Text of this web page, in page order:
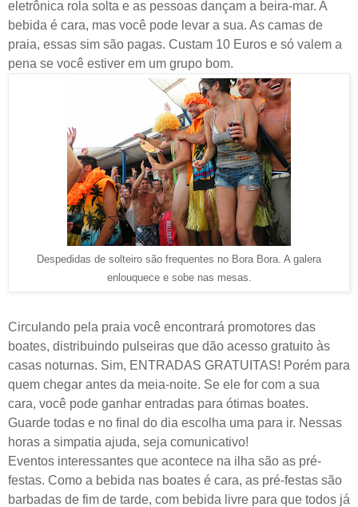
eletrônica rola solta e as pessoas dançam a beira-mar. A
bebida é cara, mas você pode levar a sua. As camas de
praia, essas sim são pagas. Custam 10 Euros e só valem a
pena se você estiver em um grupo bom.
Despedidas de solteiro são frequentes no Bora Bora. A galera
enlouquece e sobe nas mesas.
Circulando pela praia você encontrará promotores das
boates, distribuindo pulseiras que dão acesso gratuito às
casas noturnas. Sim, ENTRADAS GRATUITAS! Porém para
quem chegar antes da meia-noite. Se ele for com a sua
cara, você pode ganhar entradas para ótimas boates.
Guarde todas e no final do dia escolha uma para ir. Nessas
horas a simpatia ajuda, seja comunicativo!
Eventos interessantes que acontece na ilha são as pré-
festas. Como a bebida nas boates é cara, as pré-festas são
barbadas de fim de tarde, com bebida livre para que todos já